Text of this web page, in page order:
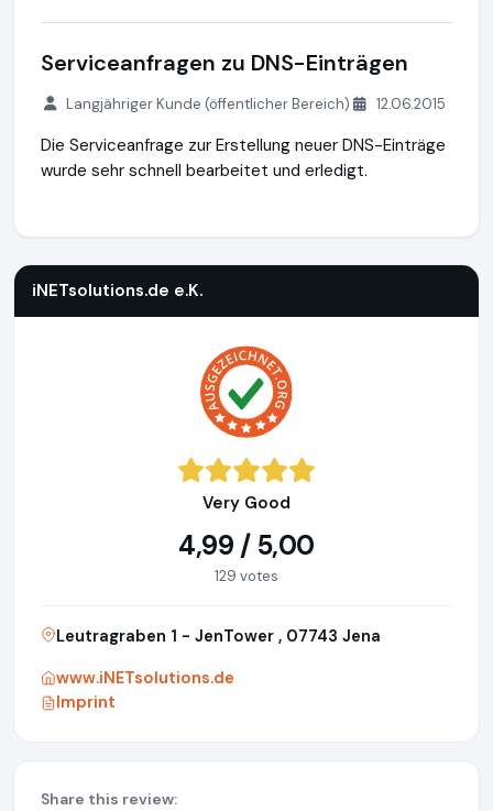
Serviceanfragen zu DNS-Einträgen
Langjähriger Kunde (öffentlicher Bereich) 12.06.2015
Die Serviceanfrage zur Erstellung neuer DNS-Einträge
wurde sehr schnell bearbeitet und erledigt.
iNETsolutions.de e.K.
Very Good
4,99 / 5,00
129 votes
Leutragraben 1 - JenTower , 07743 Jena
www.iNETsolutions.de
Imprint
Share this review: